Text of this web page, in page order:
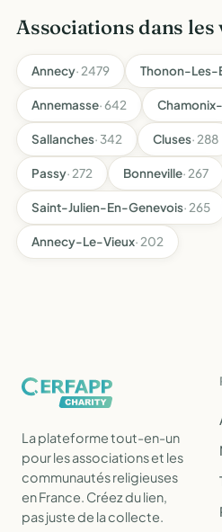
Associations dans
Annecy· 2479 Thonon-Les-
Annemasse· 642
Sallanches· 342 Cluses· 288
Passy· 272 Bonneville· 267
Saint-Julien-En-Genevois· 265
Annecy-Le-Vieux· 202
La plateforme tout-en-un
pour les associations et les
communautés religieuses
en France. Créez du lien,
pas juste de la collecte.